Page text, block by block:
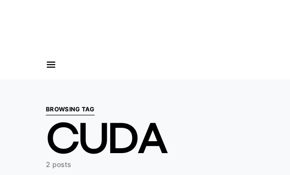
Search for:
BROWSING TAG
CUDA
2 posts